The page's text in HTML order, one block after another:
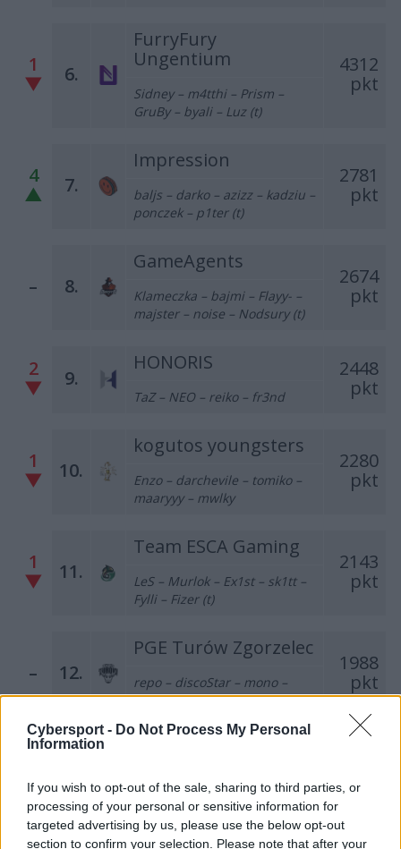
Cybersport - Do Not Process My Personal
Information
If you wish to opt-out of the sale, sharing to third parties, or
processing of your personal or sensitive information for
targeted advertising by us, please use the below opt-out
section to confirm your selection. Please note that after your
1
▼
6.
FurryFury
Ungentium
4312
pkt
Sidney – m4tthi – Prism –
GruBy – byali – Luz (t)
4
▲
7.
Impression
2781
pkt
baljs – darko – azizz – kadziu –
ponczek – p1ter (t)
– 8.
GameAgents
2674
pkt
Klameczka – bajmi – Flayy- –
majster – noise – Nodsury (t)
2
▼
9.
HONORIS
2448
pkt
TaZ – NEO – reiko – fr3nd
1
▼
10.
kogutos youngsters
2280
pkt
Enzo – darchevile – tomiko –
maaryyy – mwlky
1
▼
11.
Team ESCA Gaming
2143
pkt
LeS – Murlok – Ex1st – sk1tt –
Fylli – Fizer (t)
– 12.
PGE Turów Zgorzelec
1988
pkt
repo – discoStar – mono –
gRuChA – SaMey
▲
pkt
sw1zzzz – pawkoem – maku –
kapol – Bielany – mSr (t)